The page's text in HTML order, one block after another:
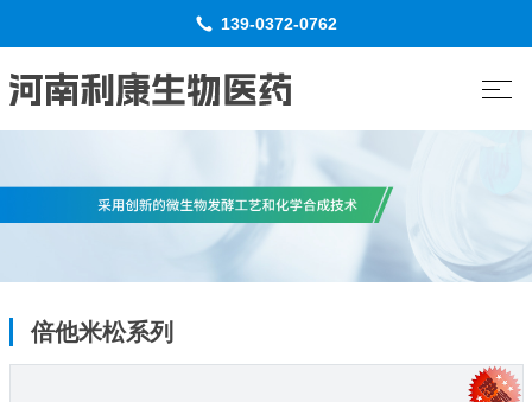
139-0372-0762
倍他米松系列